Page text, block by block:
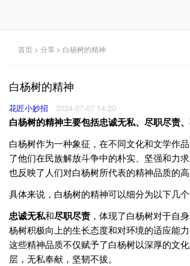
首页 > 分享 > 白杨树的精神
白杨树的精神
花匠小妙招 2024-07-07 14:20
白杨树的精神主要包括忠诚无私、尽职尽责
白杨树作为一种象征，在不同文化和文学作
了他们在民族解放斗争中的朴实、坚强和力
也反映了人们对白杨树所代表的精神品质的高
具体来说，白杨树的精神可以细分为以下几个
忠诚无私和尽职尽责 ，体现了白杨树对于自
杨树积极向上的生长态度和对环境的适应能力
这些精神品质不仅赋予了白杨树以深厚的文
层，无私奉献，坚韧不拔。